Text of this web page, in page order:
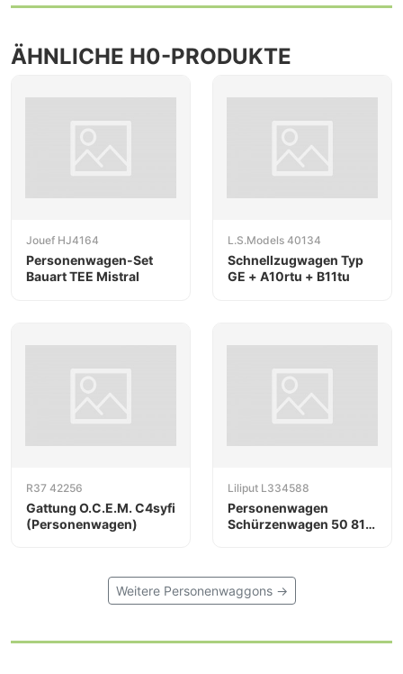
ÄHNLICHE H0-PRODUKTE
Jouef HJ4164
Personenwagen-Set
Bauart TEE Mistral
L.S.Models 40134
Schnellzugwagen Typ
GE + A10rtu + B11tu
R37 42256
Gattung O.C.E.M. C4syfi
(Personenwagen)
Liliput L334588
Personenwagen
Schürzenwagen 50 81
Weitere Personenwaggons →